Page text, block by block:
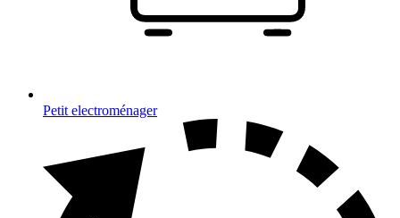
Petit electroménager